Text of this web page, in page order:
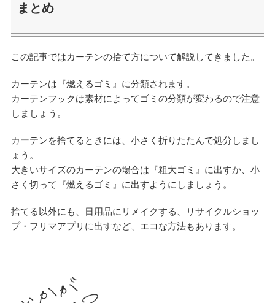
まとめ
この記事ではカーテンの捨て方について解説してきました。
カーテンは『燃えるゴミ』に分類されます。
カーテンフックは素材によってゴミの分類が変わるので注意
しましょう。
カーテンを捨てるときには、小さく折りたたんで処分しまし
ょう。
大きいサイズのカーテンの場合は『粗大ゴミ』に出すか、小
さく切って『燃えるゴミ』に出すようにしましょう。
捨てる以外にも、日用品にリメイクする、リサイクルショッ
プ・フリマアプリに出すなど、エコな方法もあります。